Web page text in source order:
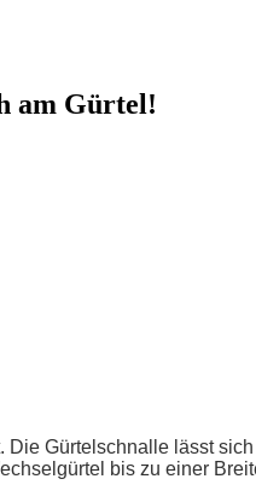
am Gürtel!
Gürtelschnalle lässt
bis zu einer